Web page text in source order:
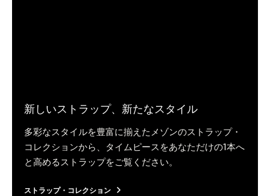
新しいストラップ、新たなスタイル
多彩なスタイルを豊富に揃えたメゾンのストラップ・
コレクションから、タイムピースをあなただけの1本へ
と高めるストラップをご覧ください。
ストラップ・コレクション